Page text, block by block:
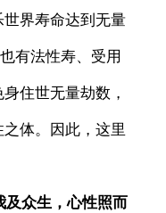
界寿命达到无量
有法性寿、受用
住世无量劫数，
体。因此，这里
及众生，心性照而